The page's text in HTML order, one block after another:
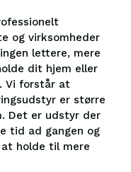
og virksomheder
lettere, mere
dit hjem eller
Vi forstår at
er større
Det er udstyr der
tid ad gangen og
holde til mere